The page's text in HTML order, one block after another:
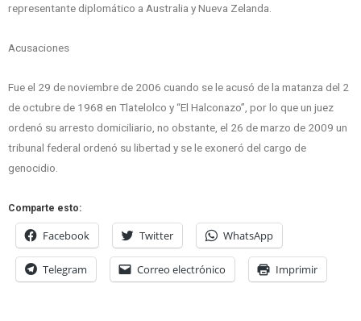
representante diplomático a Australia y Nueva Zelanda.
Acusaciones
Fue el 29 de noviembre de 2006 cuando se le acusó de la matanza del 2
de octubre de 1968 en Tlatelolco y “El Halconazo”, por lo que un juez
ordenó su arresto domiciliario, no obstante, el 26 de marzo de 2009 un
tribunal federal ordenó su libertad y se le exoneró del cargo de
genocidio.
Comparte esto:
Facebook Twitter WhatsApp
Telegram Correo electrónico Imprimir